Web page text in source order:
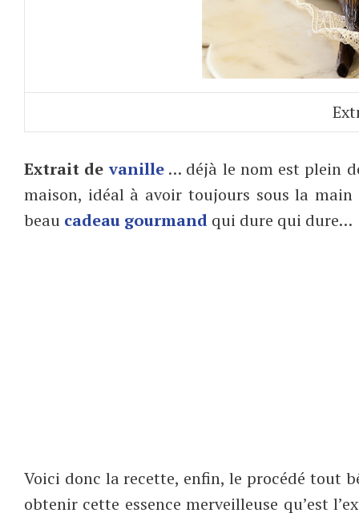
Extrait devanille… déjà le nom est plein
maison, idéal à avoir toujours sous la main
beau cadeau gourmand qui dure qui dure…
Voici donc la recette, enfin, le procédé tout
obtenir cette essence merveilleuse qu’est